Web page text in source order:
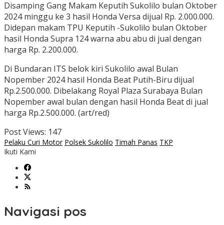
Disamping Gang Makam Keputih Sukolilo bulan Oktober
2024 minggu ke 3 hasil Honda Versa dijual Rp. 2.000.000.
Didepan makam TPU Keputih -Sukolilo bulan Oktober
hasil Honda Supra 124 warna abu abu di jual dengan
harga Rp. 2.200.000.
Di Bundaran ITS belok kiri Sukolilo awal Bulan
Nopember 2024 hasil Honda Beat Putih-Biru dijual
Rp.2.500.000. Dibelakang Royal Plaza Surabaya Bulan
Nopember awal bulan dengan hasil Honda Beat di jual
harga Rp.2.500.000. (art/red)
Post Views: 147
Pelaku Curi Motor Polsek Sukolilo Timah Panas TKP
Ikuti Kami
Navigasi pos